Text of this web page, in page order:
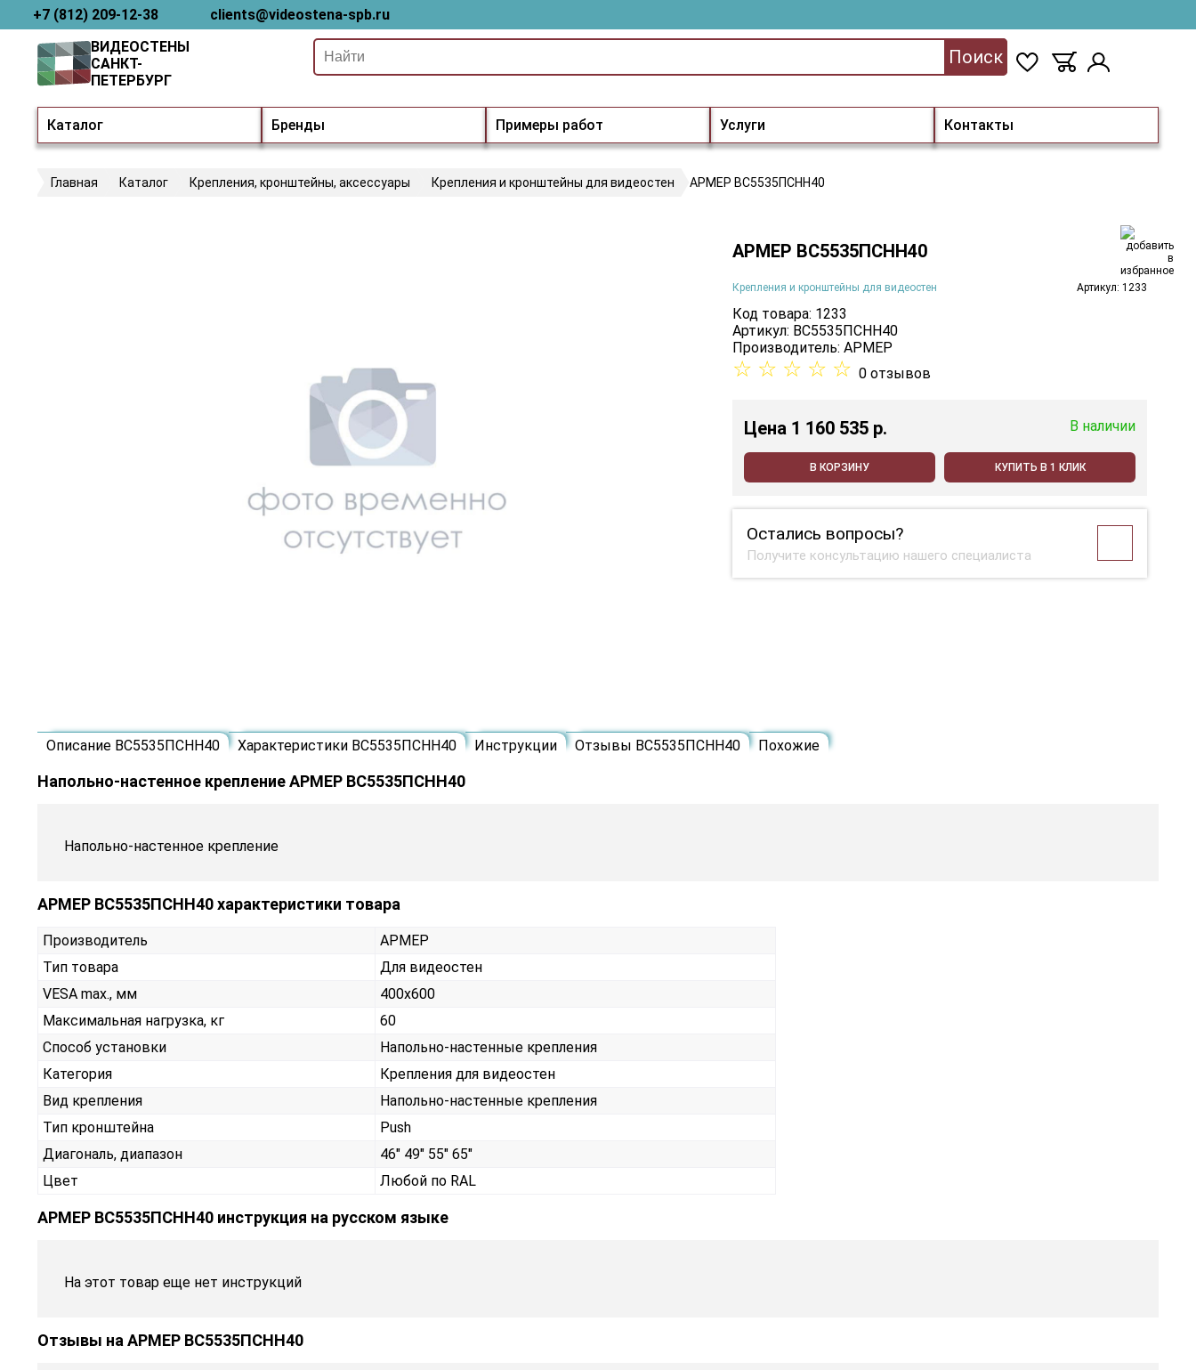
+7 (812) 209-12-38 clients@videostena-spb.ru
Каталог Бренды Примеры работ Услуги Контакты
ВИДЕОСТЕНЫ
САНКТ-
ПЕТЕРБУРГ
Поиск
Главная Каталог Крепления, кронштейны, аксессуары Крепления и кронштейны для видеостен АРМЕР ВС5535ПСНН40
АРМЕР ВС5535ПСНН40
Крепления и кронштейны для видеостен Артикул: 1233
Код товара: 1233
Артикул: ВС5535ПСНН40
Производитель:АРМЕР
☆ ☆ ☆ ☆ ☆ 0 отзывов
Цена 1 160 535 p. В наличии
В КОРЗИНУ КУПИТЬ В 1 КЛИК
Остались вопросы?
Получите консультацию нашего специалиста
Описание ВС5535ПСНН40 Характеристики ВС5535ПСНН40 Инструкции Отзывы ВС5535ПСНН40 Похожие
Напольно-настенное крепление АРМЕР ВС5535ПСНН40
Напольно-настенное крепление
АРМЕР ВС5535ПСНН40 характеристики товара
Производитель
АРМЕР
Тип товара
Для видеостен
VESA max., мм
400х600
Максимальная нагрузка, кг
60
Способ установки
Напольно-настенные крепления
Категория
Крепления для видеостен
Вид крепления
Напольно-настенные крепления
Тип кронштейна
Push
Диагональ, диапазон
46" 49" 55" 65"
Цвет
Любой по RAL
АРМЕР ВС5535ПСНН40 инструкция на русском языке
На этот товар еще нет инструкций
Отзывы наАРМЕР ВС5535ПСНН40